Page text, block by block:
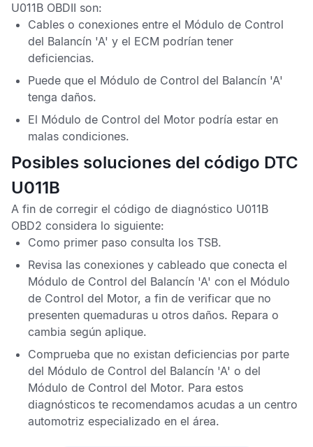
U011B OBDII son:
Cables o conexiones entre el Módulo de Control
del Balancín 'A' y el ECM podrían tener
deficiencias.
Puede que el Módulo de Control del Balancín 'A'
tenga daños.
El Módulo de Control del Motor podría estar en
malas condiciones.
Posibles soluciones del código DTC
U011B
A fin de corregir el código de diagnóstico U011B
OBD2 considera lo siguiente:
Como primer paso consulta los TSB.
Revisa las conexiones y cableado que conecta el
Módulo de Control del Balancín 'A' con el Módulo
de Control del Motor, a fin de verificar que no
presenten quemaduras u otros daños. Repara o
cambia según aplique.
Comprueba que no existan deficiencias por parte
del Módulo de Control del Balancín 'A' o del
Módulo de Control del Motor. Para estos
diagnósticos te recomendamos acudas a un centro
automotriz especializado en el área.